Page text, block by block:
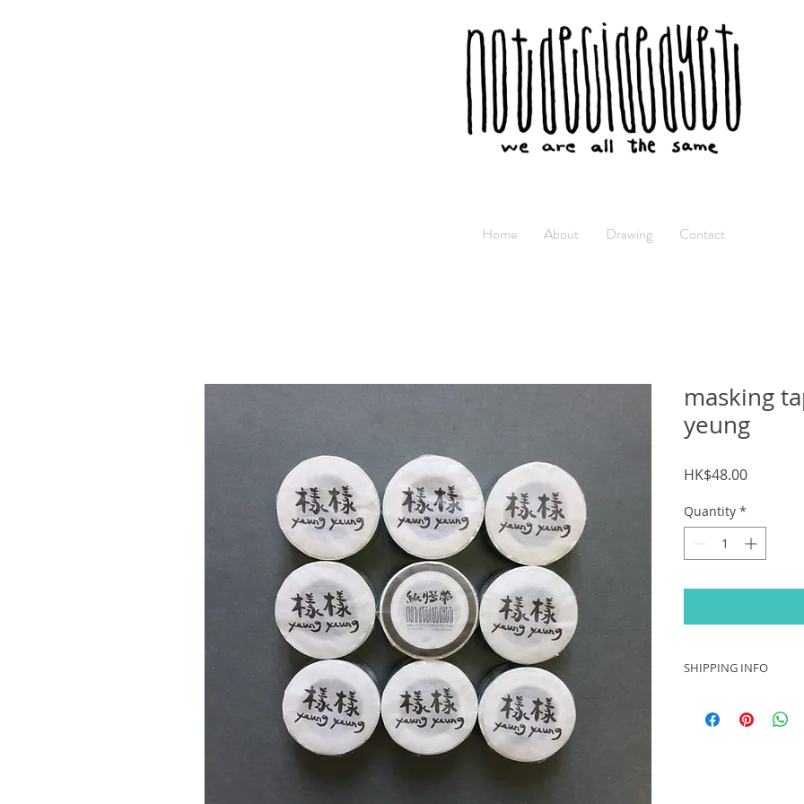
Home About Drawing Contact
masking
yeung
HK$48.00Price
Quantity *
SHIPPING INFO
－ 買家需承擔平郵郵